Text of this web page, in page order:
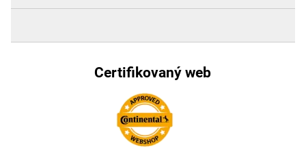
Certifikovaný web